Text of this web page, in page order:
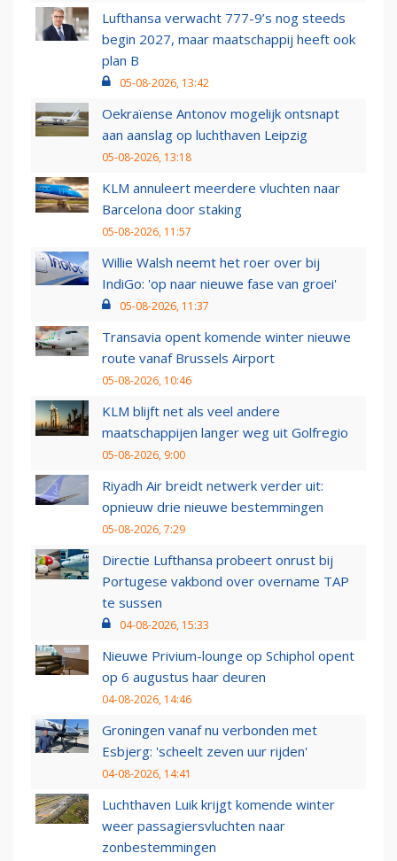
Lufthansa verwacht 777-9’s nog steeds
begin 2027, maar maatschappij heeft ook
plan B
05-08-2026, 13:42
Oekraïense Antonov mogelijk ontsnapt
aan aanslag op luchthaven Leipzig
05-08-2026, 13:18
KLM annuleert meerdere vluchten naar
Barcelona door staking
05-08-2026, 11:57
Willie Walsh neemt het roer over bij
IndiGo: 'op naar nieuwe fase van groei'
05-08-2026, 11:37
Transavia opent komende winter nieuwe
route vanaf Brussels Airport
05-08-2026, 10:46
KLM blijft net als veel andere
maatschappijen langer weg uit Golfregio
05-08-2026, 9:00
Riyadh Air breidt netwerk verder uit:
opnieuw drie nieuwe bestemmingen
05-08-2026, 7:29
Directie Lufthansa probeert onrust bij
Portugese vakbond over overname TAP
te sussen
04-08-2026, 15:33
Nieuwe Privium-lounge op Schiphol opent
op 6 augustus haar deuren
04-08-2026, 14:46
Groningen vanaf nu verbonden met
Esbjerg: 'scheelt zeven uur rijden'
04-08-2026, 14:41
Luchthaven Luik krijgt komende winter
weer passagiersvluchten naar
zonbestemmingen